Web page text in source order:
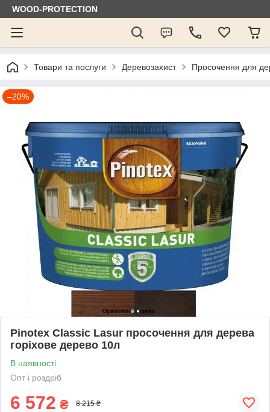
WOOD-PROTECTION
Товари та послуги Деревозахист Просочення для
–20%
Pinotex Classic Lasur просочення для дерева
горіхове дерево 10л
В наявності
Опт і роздріб
6 572 ₴ 8 215 ₴